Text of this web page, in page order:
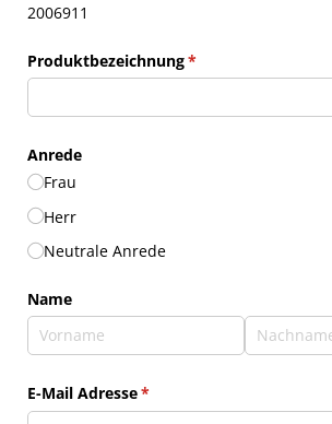
2006911
Produktbezeichnung*
(erforderlich)
Anrede
Frau
Herr
Neutrale Anrede
Name
E-Mail Adresse*
(erforderlich)